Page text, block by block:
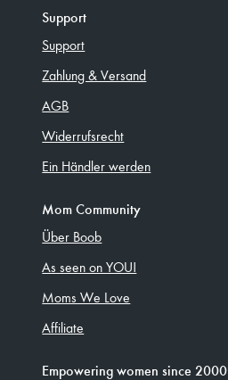
Support
Support
Zahlung & Versand
AGB
Widerrufsrecht
Ein Händler werden
Mom Community
Über Boob
As seen on YOU!
Moms We Love
Affiliate
Empowering women since 2000